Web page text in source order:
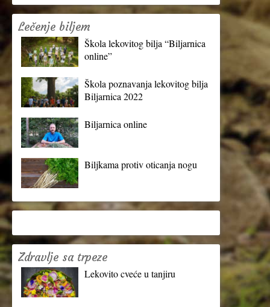
Lečenje biljem
Škola lekovitog bilja “Biljarnica
online”
Škola poznavanja lekovitog bilja
Biljarnica 2022
Biljarnica online
Biljkama protiv oticanja nogu
Zdravlje sa trpeze
Lekovito cveće u tanjiru